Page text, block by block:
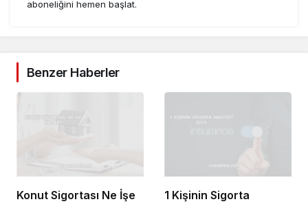
aboneliğini hemen başlat.
Benzer Haberler
Konut Sigortası Ne İşe
1 Kişinin Sigorta